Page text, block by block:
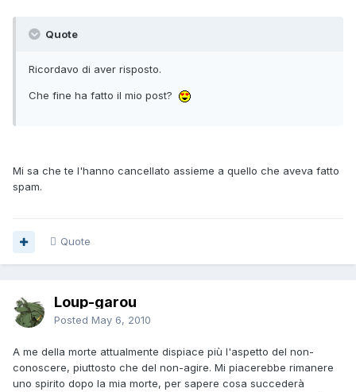
Quote
Ricordavo di aver risposto.
Che fine ha fatto il mio post?
Mi sa che te l'hanno cancellato assieme a quello che aveva fatto
spam.
Quote
Loup-garou
Posted May 6, 2010
A me della morte attualmente dispiace più l'aspetto del non-
conoscere, piuttosto che del non-agire. Mi piacerebbe rimanere
uno spirito dopo la mia morte, per sapere cosa succederà